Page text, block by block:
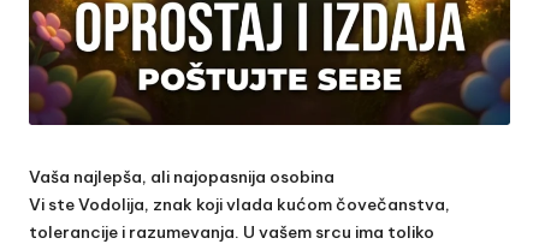
Vaša najlepša, ali najopasnija osobina
Vi ste Vodolija, znak koji vlada kućom čovečanstva,
tolerancije i razumevanja. U vašem srcu ima toliko